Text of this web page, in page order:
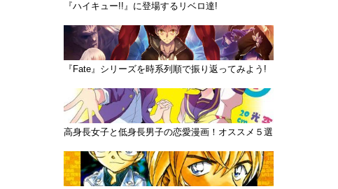
『ハイキュー!!』に登場するリベロ達!
『Fate』シリーズを時系列順で振り返ってみよう!
高身長女子と低身長男子の恋愛漫画！オススメ５選